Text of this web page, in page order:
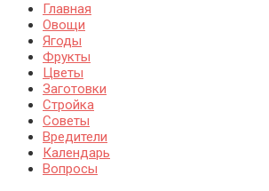
Главная
Овощи
Ягоды
Фрукты
Цветы
Заготовки
Стройка
Советы
Вредители
Календарь
Вопросы